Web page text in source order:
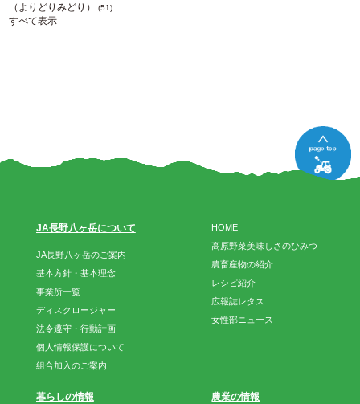
（よりどりみどり） (51)
すべて表示
HOME
高原野菜美味しさのひみつ
農畜産物の紹介
レシピ紹介
広報誌レタス
女性部ニュース
JA長野八ヶ岳について
JA長野八ヶ岳のご案内
基本方針・基本理念
事業所一覧
ディスクロージャー
法令遵守・行動計画
個人情報保護について
組合加入のご案内
暮らしの情報 農業の情報